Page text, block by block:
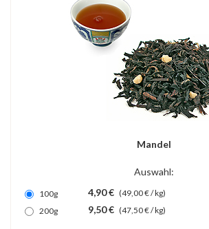
Mandel
Auswahl:
100g 4,90 € (49,00 € / kg)
200g
9,50 € (47,50 € / kg)